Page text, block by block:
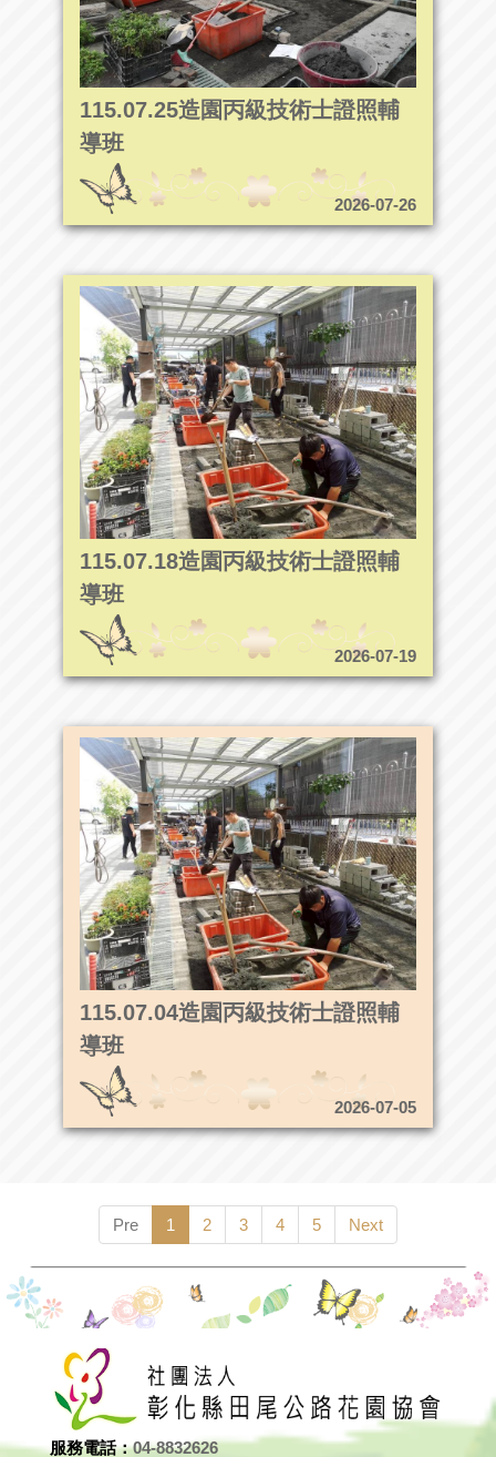
115.07.25造園丙級技術士證照輔
導班
2026-07-26
115.07.18造園丙級技術士證照輔
導班
2026-07-19
115.07.04造園丙級技術士證照輔
導班
2026-07-05
Pre 1 2 3 4 5 Next
服務電話：04-8832626